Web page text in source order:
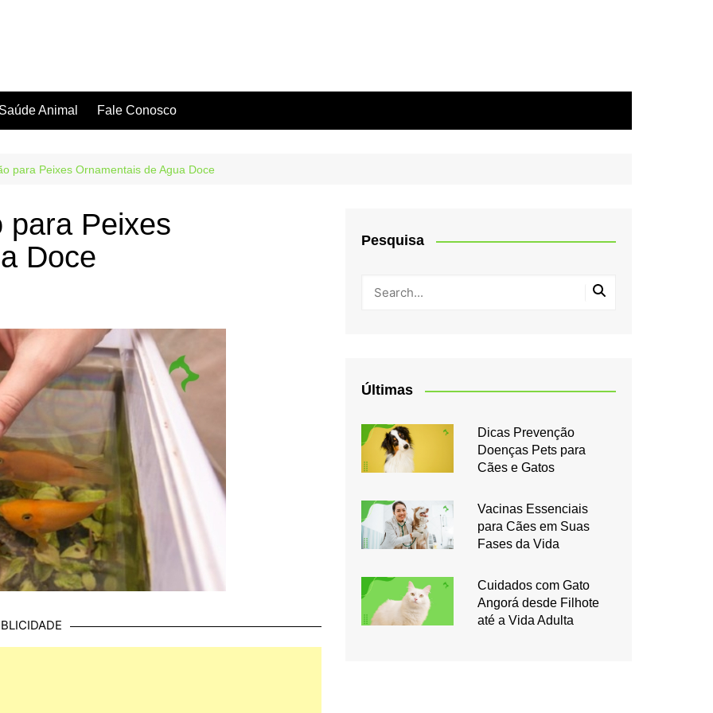
Animal Fale Conosco
para Peixes Ornamentais de Agua Doce
para Peixes
Doce
Pesquisa
Últimas
Dicas Prevenção
Doenças Pets para
Cães e Gatos
Vacinas Essenciais
para Cães em Suas
Fases da Vida
Cuidados com Gato
Angorá desde Filhote
até a Vida Adulta